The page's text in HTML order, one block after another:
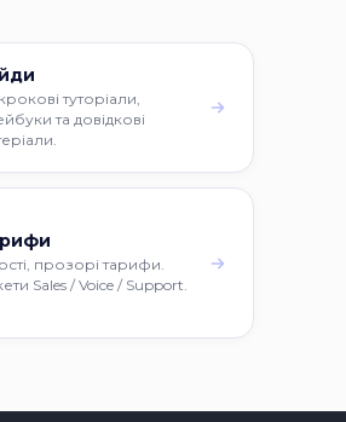
туторіали,
та довідкові
прозорі тарифи.
Sales / Voice / Support.